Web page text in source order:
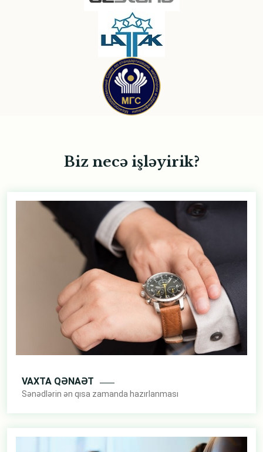
Biz necə işləyirik?
VAXTA QƏNAƏT
Sənədlərin ən qısa zamanda hazırlanması